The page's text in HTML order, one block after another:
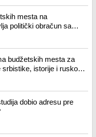
mesta na
politički obračun sa
budžetskih mesta za
istorije i ruskog
Filozofskom
dobio adresu pre